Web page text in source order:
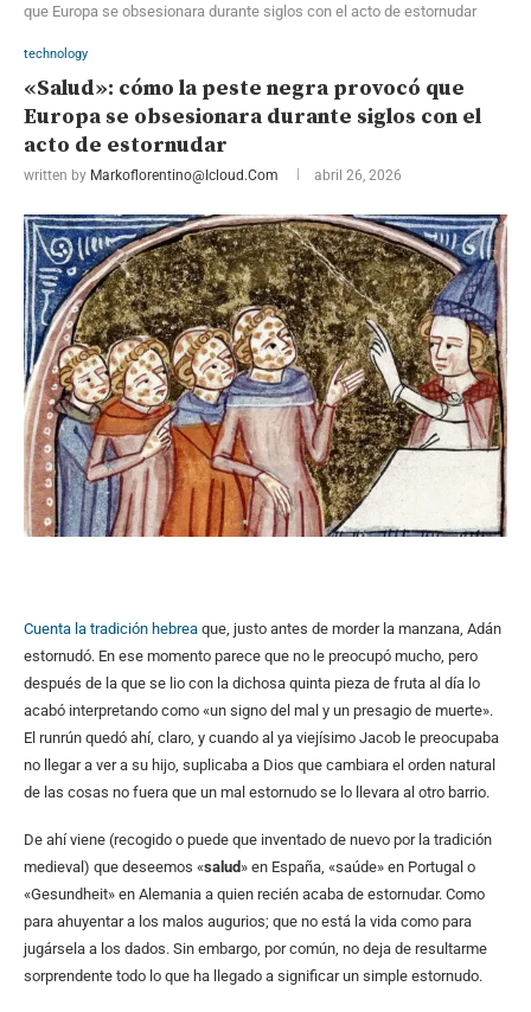
que Europa se obsesionara durante siglos con el acto de estornudar
technology
«Salud»: cómo la peste negra provocó que
Europa se obsesionara durante siglos con el
acto de estornudar
written by Markoflorentino@icloud.com abril 26, 2026
Cuenta la tradición hebrea que, justo antes de morder la manzana, Adán
estornudó. En ese momento parece que no le preocupó mucho, pero
después de la que se lio con la dichosa quinta pieza de fruta al día lo
acabó interpretando como «un signo del mal y un presagio de muerte».
El runrún quedó ahí, claro, y cuando al ya viejísimo Jacob le preocupaba
no llegar a ver a su hijo, suplicaba a Dios que cambiara el orden natural
de las cosas no fuera que un mal estornudo se lo llevara al otro barrio.
De ahí viene (recogido o puede que inventado de nuevo por la tradición
medieval) que deseemos «salud » en España, «saúde» en Portugal o
«Gesundheit» en Alemania a quien recién acaba de estornudar. Como
para ahuyentar a los malos augurios; que no está la vida como para
jugársela a los dados. Sin embargo, por común, no deja de resultarme
sorprendente todo lo que ha llegado a significar un simple estornudo.